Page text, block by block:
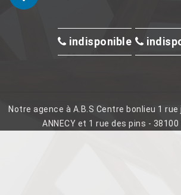
indisponible
Notre agence à A.B.S Centre bonlieu 1
ANNECY et 1 rue des pins - 38100